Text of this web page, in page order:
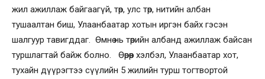
жил ажиллаж байгаагүй, төр, улс төр, нитийн албан
тушаалтан биш, Улаанбаатар хотын иргэн байх гэсэн
шалгуур тавигддаг. Өмнө нь төрийн албанд ажиллаж байсан
туршлагтай байж болно. Өөрөөр хэлбэл, Улаанбаатар хот,
тухайн дүүрэгтээ сүүлийн 5 жилийн турш тогтвортой